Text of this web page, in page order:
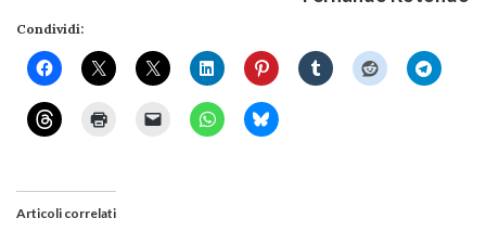
Condividi:
Articoli correlati